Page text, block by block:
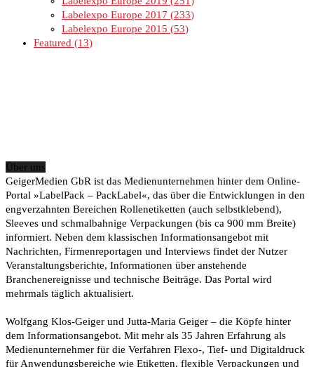
Labelexpo Europe 2017
233
Labelexpo Europe 2015
53
Featured
13
Über uns
GeigerMedien GbR ist das Medienunternehmen hinter dem Online-
Portal »LabelPack – PackLabel«, das über die Entwicklungen in den
engverzahnten Bereichen Rollenetiketten (auch selbstklebend),
Sleeves und schmalbahnige Verpackungen (bis ca 900 mm Breite)
informiert. Neben dem klassischen Informationsangebot mit
Nachrichten, Firmenreportagen und Interviews findet der Nutzer
Veranstaltungsberichte, Informationen über anstehende
Branchenereignisse und technische Beiträge. Das Portal wird
mehrmals täglich aktualisiert.
Wolfgang Klos-Geiger und Jutta-Maria Geiger – die Köpfe hinter
dem Informationsangebot. Mit mehr als 35 Jahren Erfahrung als
Medienunternehmer für die Verfahren Flexo-, Tief- und Digitaldruck
für Anwendungsbereiche wie Etiketten, flexible Verpackungen und